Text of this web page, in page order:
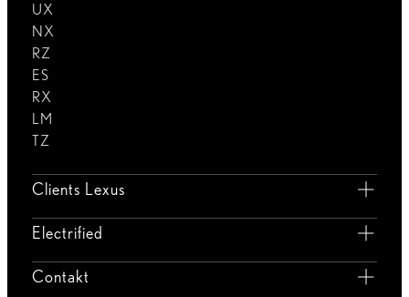
UX
NX
RZ
ES
RX
LM
TZ
Clients Lexus
Electrified
Contakt